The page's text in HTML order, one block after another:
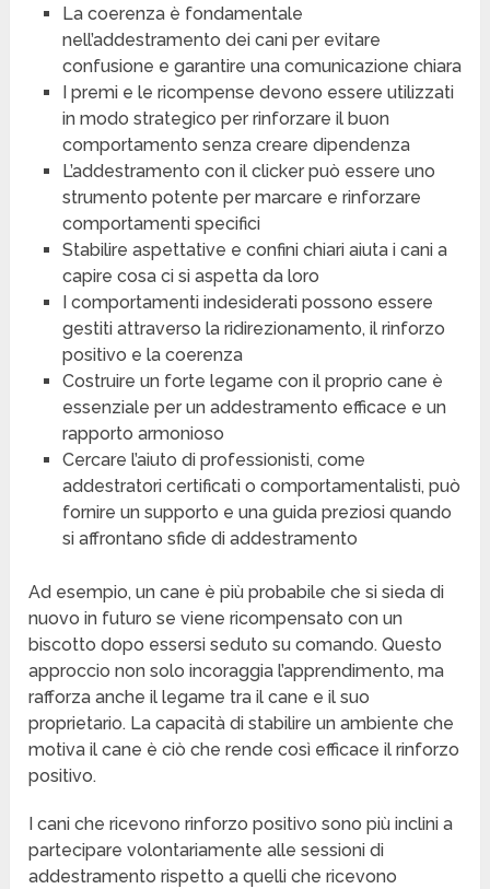
La coerenza è fondamentale
nell’addestramento dei cani per evitare
confusione e garantire una comunicazione chiara
I premi e le ricompense devono essere utilizzati
in modo strategico per rinforzare il buon
comportamento senza creare dipendenza
L’addestramento con il clicker può essere uno
strumento potente per marcare e rinforzare
comportamenti specifici
Stabilire aspettative e confini chiari aiuta i cani a
capire cosa ci si aspetta da loro
I comportamenti indesiderati possono essere
gestiti attraverso la ridirezionamento, il rinforzo
positivo e la coerenza
Costruire un forte legame con il proprio cane è
essenziale per un addestramento efficace e un
rapporto armonioso
Cercare l’aiuto di professionisti, come
addestratori certificati o comportamentalisti, può
fornire un supporto e una guida preziosi quando
si affrontano sfide di addestramento
Ad esempio, un cane è più probabile che si sieda di
nuovo in futuro se viene ricompensato con un
biscotto dopo essersi seduto su comando. Questo
approccio non solo incoraggia l’apprendimento, ma
rafforza anche il legame tra il cane e il suo
proprietario. La capacità di stabilire un ambiente che
motiva il cane è ciò che rende così efficace il rinforzo
positivo.
I cani che ricevono rinforzo positivo sono più inclini a
partecipare volontariamente alle sessioni di
addestramento rispetto a quelli che ricevono